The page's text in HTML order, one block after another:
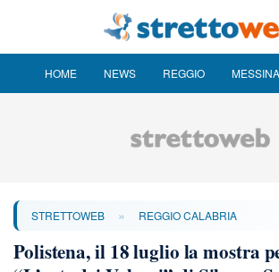
HOME NEWS REGGIO MESSINA
STRETTOWEB » REGGIO CALABRIA
Polistena, il 18 luglio la mostra